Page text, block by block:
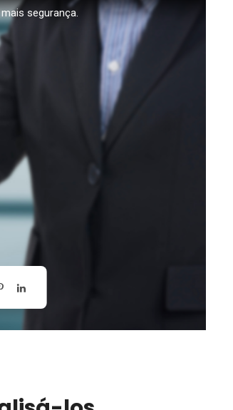
segurança.